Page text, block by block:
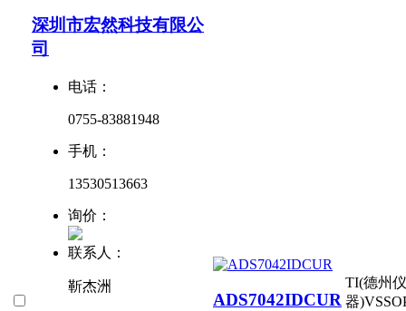
深圳市宏然科技有限公
司
电话：
0755-83881948
手机：
13530513663
询价：
联系人：
靳杰洲
ADS7042IDCUR
TI(德州仪
器)